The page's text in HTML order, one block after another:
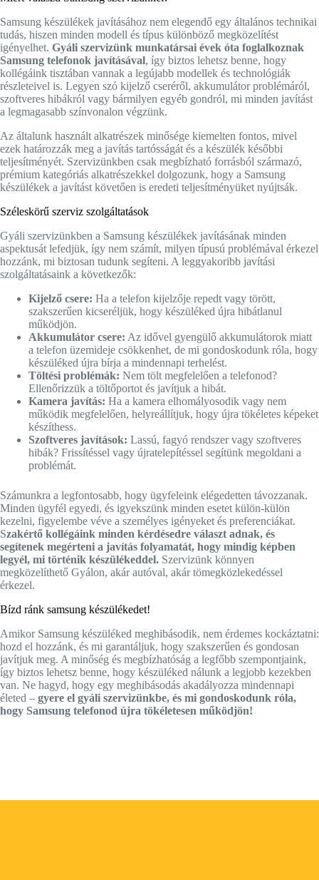
Samsung készülékek javításához nem elegendő egy általános technikai
tudás, hiszen minden modell és típus különböző megközelítést
igényelhet. Gyáli szervizünk munkatársai évek óta foglalkoznak
Samsung telefonok javításával, így biztos lehetsz benne, hogy
kollégáink tisztában vannak a legújabb modellek és technológiák
részleteivel is. Legyen szó kijelző cseréről, akkumulátor problémáról,
szoftveres hibákról vagy bármilyen egyéb gondról, mi minden javítást
a legmagasabb színvonalon végzünk.
Az általunk használt alkatrészek minősége kiemelten fontos, mivel
ezek határozzák meg a javítás tartósságát és a készülék későbbi
teljesítményét. Szervizünkben csak megbízható forrásból származó,
prémium kategóriás alkatrészekkel dolgozunk, hogy a Samsung
készülékek a javítást követően is eredeti teljesítményüket nyújtsák.
Széleskörű szerviz szolgáltatások
Gyáli szervizünkben a Samsung készülékek javításának minden
aspektusát lefedjük, így nem számít, milyen típusú problémával érkezel
hozzánk, mi biztosan tudunk segíteni. A leggyakoribb javítási
szolgáltatásaink a következők:
Kijelző csere: Ha a telefon kijelzője repedt vagy törött,
szakszerűen kicseréljük, hogy készüléked újra hibátlanul
működjön.
Akkumulátor csere: Az idővel gyengülő akkumulátorok miatt
a telefon üzemideje csökkenhet, de mi gondoskodunk róla, hogy
készüléked újra bírja a mindennapi terhelést.
Töltési problémák: Nem tölt megfelelően a telefonod?
Ellenőrizzük a töltőportot és javítjuk a hibát.
Kamera javítás: Ha a kamera elhomályosodik vagy nem
működik megfelelően, helyreállítjuk, hogy újra tökéletes képeket
készíthess.
Szoftveres javítások: Lassú, fagyó rendszer vagy szoftveres
hibák? Frissítéssel vagy újratelepítéssel segítünk megoldani a
problémát.
Számunkra a legfontosabb, hogy ügyfeleink elégedetten távozzanak.
Minden ügyfél egyedi, és igyekszünk minden esetet külön-külön
kezelni, figyelembe véve a személyes igényeket és preferenciákat.
Szakértő kollégáink minden kérdésedre választ adnak, és
segítenek megérteni a javítás folyamatát, hogy mindig képben
legyél, mi történik készülékeddel. Szervizünk könnyen
megközelíthető Gyálon, akár autóval, akár tömegközlekedéssel
érkezel.
Bízd ránk samsung készülékedet!
Amikor Samsung készüléked meghibásodik, nem érdemes kockáztatni:
hozd el hozzánk, és mi garantáljuk, hogy szakszerűen és gondosan
javítjuk meg. A minőség és megbízhatóság a legfőbb szempontjaink,
így biztos lehetsz benne, hogy készüléked nálunk a legjobb kezekben
van. Ne hagyd, hogy egy meghibásodás akadályozza mindennapi
életed – gyere el gyáli szervizünkbe, és mi gondoskodunk róla,
hogy Samsung telefonod újra tökéletesen működjön!